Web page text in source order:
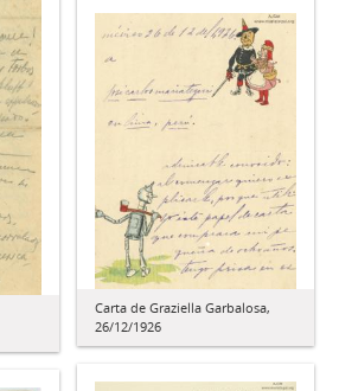
Carta de Graziella Garbalosa,
26/12/1926